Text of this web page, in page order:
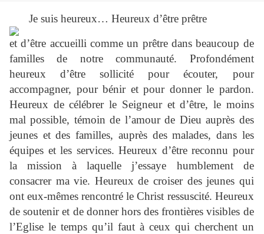
Je suis heureux… Heureux d’être prêtre
et d’être accueilli comme un prêtre dans beaucoup de
familles de notre communauté. Profondément
heureux d’être
sollicité pour écouter, pour
accompagner, pour bénir et pour donner le pardon.
Heureux de célébrer le Seigneur et d’être, le moins
mal possible, témoin de l’amour de Dieu auprès des
jeunes et des familles, auprès des malades, dans les
équipes et les services. Heureux d’être reconnu pour
la mission à laquelle j’essaye humblement de
consacrer ma vie. Heureux de croiser des jeunes qui
ont eux-mêmes rencontré le Christ ressuscité. Heureux
de soutenir et de donner hors des frontières visibles de
l’Eglise le temps qu’il faut à ceux qui cherchent un